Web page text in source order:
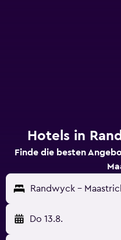
Hotels in
Finde die besten
Randwyck -
Do 13.8.